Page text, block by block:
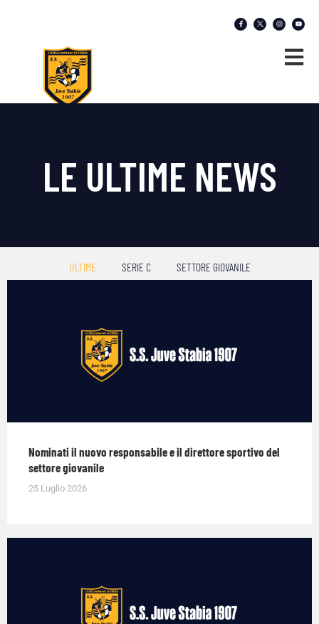
LE ULTIME NEWS
ULTIME SERIE C SETTORE GIOVANILE
Nominati il nuovo responsabile e il direttore sportivo del
settore giovanile
25 Luglio 2026